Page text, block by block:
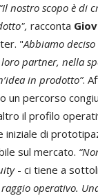
“Il nostro scopo è di
racconta
"Abbiamo
partner, nella
in prodotto”.
un percorso
il profilo
iniziale di
sul mercato.
- ci tiene a
operativo.